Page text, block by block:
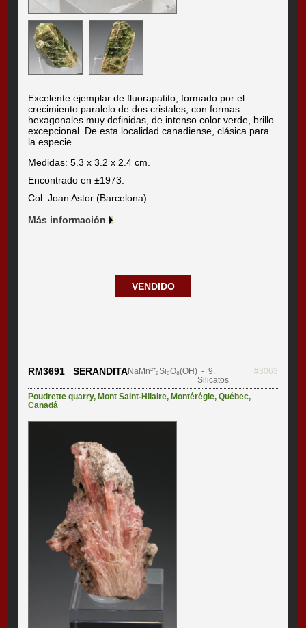
Excelente ejemplar de fluorapatito, formado por el
crecimiento paralelo de dos cristales, con formas
hexagonales muy definidas, de intenso color verde, brillo
excepcional. De esta localidad canadiense, clásica para
la especie.
Medidas: 5.3 x 3.2 x 2.4 cm.
Encontrado en ±1973.
Col. Joan Astor (Barcelona).
Más información
VENDIDO
RM3691 SERANDITANaMn²⁺₂Si₃O₈(OH) - 9.
Silicatos
#3063
Poudrette quarry, Mont Saint-Hilaire, Montérégie,Québec,
Canadá